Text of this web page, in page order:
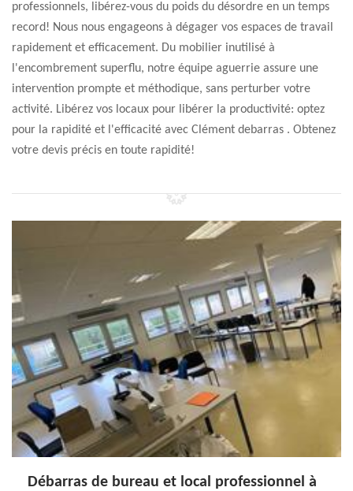
professionnels, libérez-vous du poids du désordre en un temps
record! Nous nous engageons à dégager vos espaces de travail
rapidement et efficacement. Du mobilier inutilisé à
l'encombrement superflu, notre équipe aguerrie assure une
intervention prompte et méthodique, sans perturber votre
activité. Libérez vos locaux pour libérer la productivité: optez
pour la rapidité et l'efficacité avec Clément debarras . Obtenez
votre devis précis en toute rapidité!
Débarras de bureau et local professionnel à